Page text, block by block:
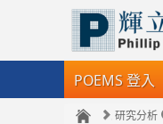
POEMS 登入
研究分析